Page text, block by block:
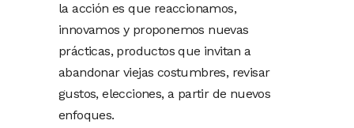
la acción es que reaccionamos,
innovamos y proponemos nuevas
prácticas, productos que invitan a
abandonar viejas costumbres, revisar
gustos, elecciones, a partir de nuevos
enfoques.